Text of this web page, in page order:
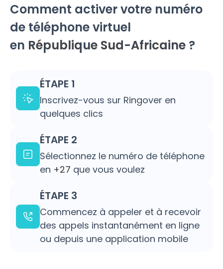
Comment activer votre numéro
de téléphone virtuel
en République Sud-Africaine ?
ÉTAPE 1
Inscrivez-vous sur Ringover en
quelques clics
ÉTAPE 2
Sélectionnez le numéro de téléphone
en +27 que vous voulez
ÉTAPE 3
Commencez à appeler et à recevoir
des appels instantanément en ligne
ou depuis une application mobile